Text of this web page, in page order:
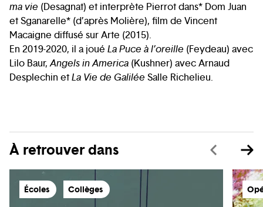
ma vie (Desagnat) et interprète Pierrot dans* Dom Juan
et Sganarelle* (d’après Molière), film de Vincent
Macaigne diffusé sur Arte (2015).
En 2019-2020, il a joué La Puce à l’oreille (Feydeau) avec
Lilo Baur,Angels in America (Kushner) avec Arnaud
Desplechin etLa Vie de Galilée Salle Richelieu.
À retrouver dans
Écoles Collèges